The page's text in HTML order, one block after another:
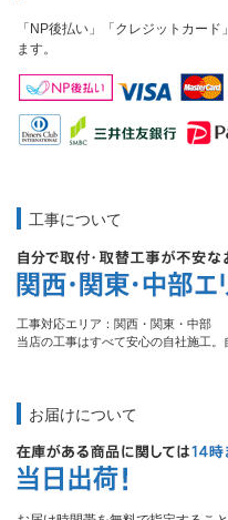
「NP後払い」「クレジットカー
ます。
工事について
工事対応エリア：関西・関東・中部
当店の工事はすべて安心の自社施工
お届けについて